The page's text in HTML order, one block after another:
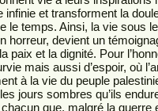
infinie et transforment la
le temps. Ainsi, la vie sous
horreur, devient un
paix et la dignité. Pour
mais aussi d’espoir, où
à la vie du peuple
jours sombres qu’ils
que, malgré la guerre